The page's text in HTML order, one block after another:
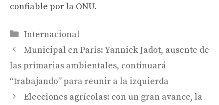
confiable por la ONU.
Categorías
Internacional
Municipal en París: Yannick Jadot, ausente de
las primarias ambientales, continuará
“trabajando” para reunir a la izquierda
Elecciones agrícolas: con un gran avance, la